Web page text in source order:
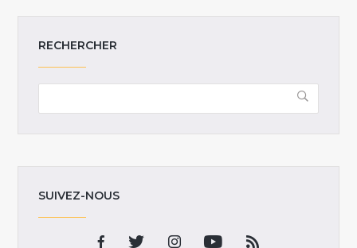
RECHERCHER
SUIVEZ-NOUS